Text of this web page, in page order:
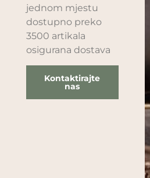
jednom mjestu
dostupno preko
3500 artikala
osigurana dostava
Kontaktirajte
nas